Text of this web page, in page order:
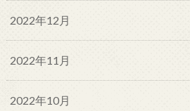
2022年12月
2022年11月
2022年10月